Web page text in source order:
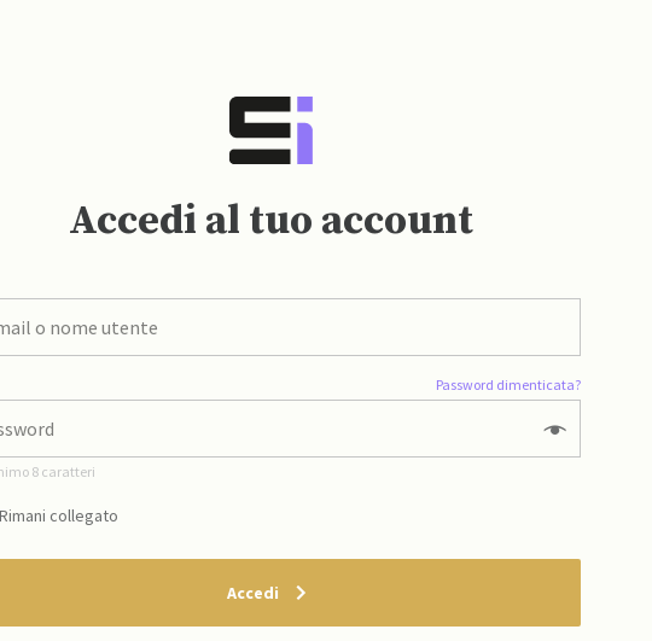
Accedi al tuo account
Password dimenticata?
8 caratteri
collegato
Accedi